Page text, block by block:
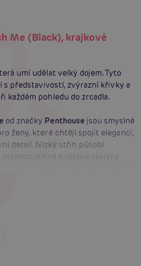
Me (Black), krajkové
umí udělat velký dojem. Tyto
s představivostí, zvýrazní křivky a
každém pohledu do zrcadla.
od značky Penthousejsou smyslné
ženy, které chtějí spojit eleganci,
detail. Nízký střih působí
jemná krajková tkanina
zvýrazňují hýždě a vytvářejí
provedení působí nadčasově,
bez plastů s elegantní zlatou